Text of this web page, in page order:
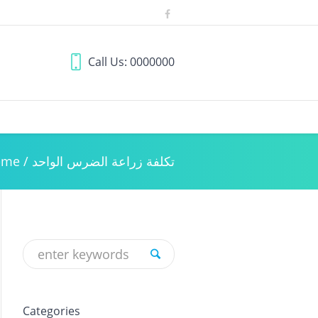
Call Us: 0000000
/ تكلفة زراعة الضرس الواحد
Categories